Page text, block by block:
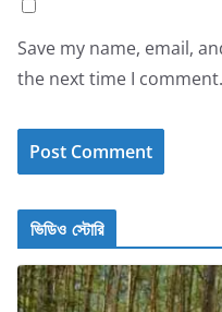
Save my name, email,
the next time I comment.
ভিডিও স্টোরি